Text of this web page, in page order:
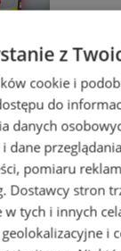
z
cookie i
do
danych
dane
pomiaru
Dostawcy stron
w tych i innych
i